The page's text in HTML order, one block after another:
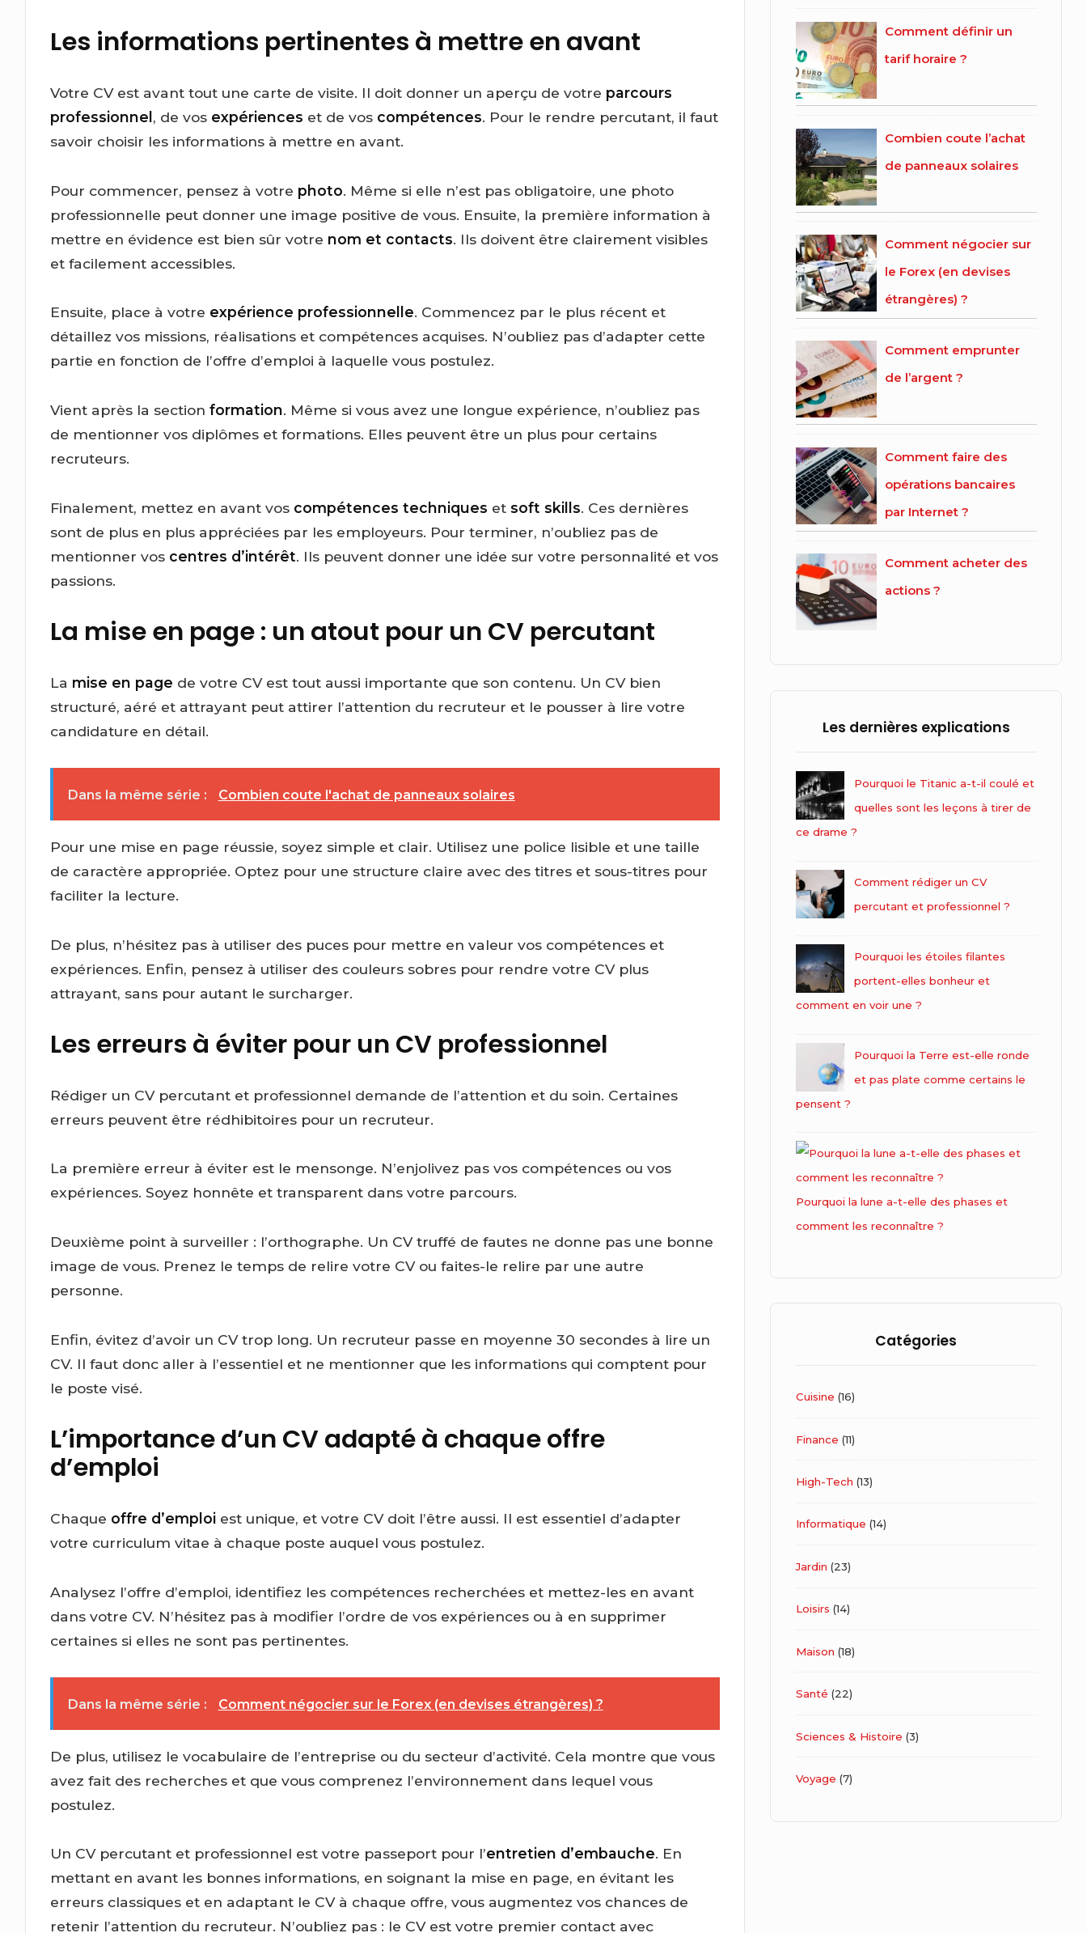
Les informations pertinentes à mettre en avant
Votre CV est avant tout une carte de visite. Il doit donner un aperçu de votre parcours
professionnel , de vos expériences et de vos compétences. Pour le rendre percutant, il faut
savoir choisir les informations à mettre en avant.
Pour commencer, pensez à votre photo. Même si elle n’est pas obligatoire, une photo
professionnelle peut donner une image positive de vous. Ensuite, la première information à
mettre en évidence est bien sûr votre nom et contacts. Ils doivent être clairement visibles
et facilement accessibles.
Ensuite, place à votre expérience professionnelle. Commencez par le plus récent et
détaillez vos missions, réalisations et compétences acquises. N’oubliez pas d’adapter cette
partie en fonction de l’offre d’emploi à laquelle vous postulez.
Vient après la sectionformation. Même si vous avez une longue expérience, n’oubliez pas
de mentionner vos diplômes et formations. Elles peuvent être un plus pour certains
recruteurs.
Finalement, mettez en avant vos compétences techniques et soft skills. Ces dernières
sont de plus en plus appréciées par les employeurs. Pour terminer, n’oubliez pas de
mentionner vos centres d’intérêt. Ils peuvent donner une idée sur votre personnalité et vos
passions.
La mise en page : un atout pour un CV percutant
La mise en page de votre CV est tout aussi importante que son contenu. Un CV bien
structuré, aéré et attrayant peut attirer l’attention du recruteur et le pousser à lire votre
candidature en détail.
Dans la même série : Combien coute l'achat de panneaux solaires
Pour une mise en page réussie, soyez simple et clair. Utilisez une police lisible et une taille
de caractère appropriée. Optez pour une structure claire avec des titres et sous-titres pour
faciliter la lecture.
De plus, n’hésitez pas à utiliser des puces pour mettre en valeur vos compétences et
expériences. Enfin, pensez à utiliser des couleurs sobres pour rendre votre CV plus
attrayant, sans pour autant le surcharger.
Les erreurs à éviter pour un CV professionnel
Rédiger un CV percutant et professionnel demande de l’attention et du soin. Certaines
erreurs peuvent être rédhibitoires pour un recruteur.
La première erreur à éviter est le mensonge. N’enjolivez pas vos compétences ou vos
expériences. Soyez honnête et transparent dans votre parcours.
Deuxième point à surveiller : l’orthographe. Un CV truffé de fautes ne donne pas une bonne
image de vous. Prenez le temps de relire votre CV ou faites-le relire par une autre
personne.
Enfin, évitez d’avoir un CV trop long. Un recruteur passe en moyenne 30 secondes à lire un
CV. Il faut donc aller à l’essentiel et ne mentionner que les informations qui comptent pour
le poste visé.
L’importance d’un CV adapté à chaque offre
d’emploi
Chaque offre d’emploi est unique, et votre CV doit l’être aussi. Il est essentiel d’adapter
votre curriculum vitae à chaque poste auquel vous postulez.
Analysez l’offre d’emploi, identifiez les compétences recherchées et mettez-les en avant
dans votre CV. N’hésitez pas à modifier l’ordre de vos expériences ou à en supprimer
certaines si elles ne sont pas pertinentes.
Dans la même série : Comment négocier sur le Forex (en devises étrangères) ?
De plus, utilisez le vocabulaire de l’entreprise ou du secteur d’activité. Cela montre que vous
avez fait des recherches et que vous comprenez l’environnement dans lequel vous
postulez.
Un CV percutant et professionnel est votre passeport pour l’entretien d’embauche. En
mettant en avant les bonnes informations, en soignant la mise en page, en évitant les
erreurs classiques et en adaptant le CV à chaque offre, vous augmentez vos chances de
retenir l’attention du recruteur. N’oubliez pas : le CV est votre premier contact avec
Comment définir un
tarif horaire ?
Combien coute l’achat
de panneaux solaires
Comment négocier sur
le Forex (en devises
étrangères) ?
Comment emprunter
de l’argent ?
Comment faire des
opérations bancaires
par Internet ?
Comment acheter des
actions ?
Les dernières explications
Pourquoi le Titanic a-t-il coulé et
quelles sont les leçons à tirer de
ce drame ?
Comment rédiger un CV
percutant et professionnel ?
Pourquoi les étoiles filantes
portent-elles bonheur et
comment en voir une ?
Pourquoi la Terre est-elle ronde
et pas plate comme certains le
pensent ?
Pourquoi la lune a-t-elle des phases et
comment les reconnaître ?
Catégories
Cuisine (16)
Finance (11)
High-Tech (13)
Informatique (14)
Jardin (23)
Loisirs (14)
Maison (18)
Santé (22)
Sciences & Histoire (3)
Voyage (7)